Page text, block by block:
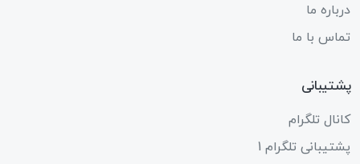
درباره ما
تماس با ما
پشتیبانی
کانال تلگرام
پشتیبانی تلگرام 1